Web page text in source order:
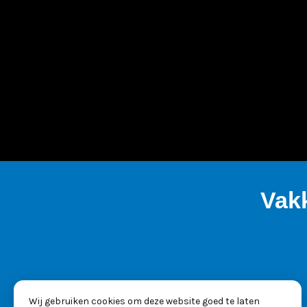
Wij gebruiken cookies om deze website goed te laten